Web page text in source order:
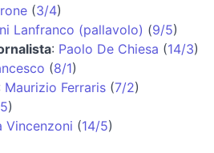
(3/4)
Lanfranco (pallavolo) (9/5)
: Paolo De Chiesa (14/3)
(8/1)
Maurizio Ferraris (7/2)
)
Vincenzoni (14/5)